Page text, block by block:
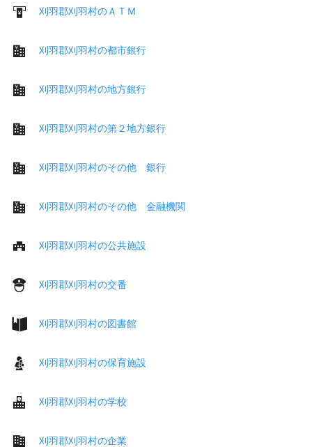
刈羽郡刈羽村のＡＴＭ
刈羽郡刈羽村の都市銀行
刈羽郡刈羽村の地方銀行
刈羽郡刈羽村の第２地方銀行
刈羽郡刈羽村のその他 銀行
刈羽郡刈羽村のその他 金融機関
刈羽郡刈羽村の公共施設
刈羽郡刈羽村の交番
刈羽郡刈羽村の図書館
刈羽郡刈羽村の保育施設
刈羽郡刈羽村の学校
刈羽郡刈羽村の企業